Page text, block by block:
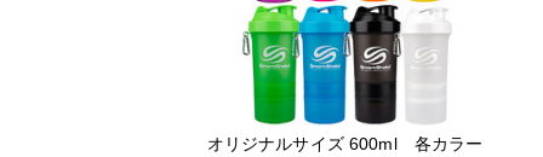
オリジナルサイズ 600ml 各カラー